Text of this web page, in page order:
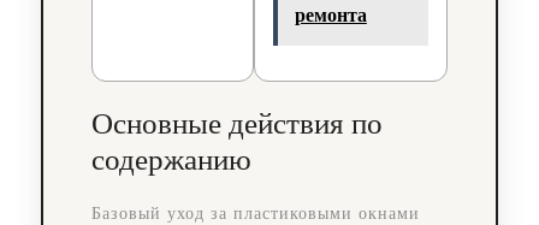
ремонта
Основные действия по
содержанию
Базовый уход за пластиковыми окнами